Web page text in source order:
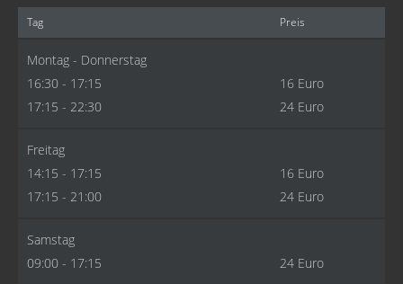
Tag Preis
Montag - Donnerstag
16:30 - 17:15
17:15 - 22:30
16 Euro
24 Euro
Freitag
14:15 - 17:15
17:15 - 21:00
16 Euro
24 Euro
Samstag
09:00 - 17:15
24 Euro